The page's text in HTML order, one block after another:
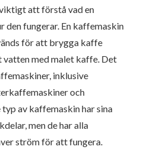
att förstå vad en
den fungerar. En kaffemaskin
för att brygga kaffe
vatten med malet kaffe. Det
inklusive
och
av kaffemaskin har sina
men de har alla
ström för att fungera.